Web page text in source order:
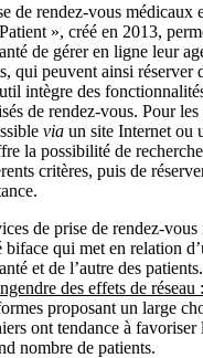
de rendez-vous médicaux
», créé en 2013,
de gérer en ligne leur
qui peuvent ainsi réserver
intègre des
de rendez-vous. Pour les
via un site Internet ou
la possibilité de
critères, puis de
de prise de rendez-
biface qui met en relation
et de l’autre des patients.
des effets de réseau :
proposant un large
ont tendance à favoriser
nombre de patients.